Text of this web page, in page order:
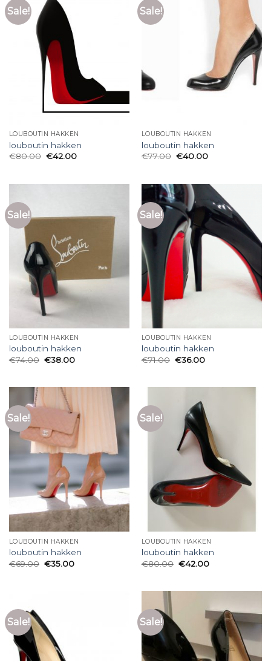
Sale!
LOUBOUTIN HAKKEN
louboutin hakken
€80.00 €42.00
Sale!
LOUBOUTIN HAKKEN
louboutin hakken
€77.00 €40.00
Sale!
LOUBOUTIN HAKKEN
louboutin hakken
€74.00 €38.00
Sale!
LOUBOUTIN HAKKEN
louboutin hakken
€71.00 €36.00
Sale!
LOUBOUTIN HAKKEN
louboutin hakken
€69.00 €35.00
Sale!
LOUBOUTIN HAKKEN
louboutin hakken
€80.00 €42.00
Sale! Sale!